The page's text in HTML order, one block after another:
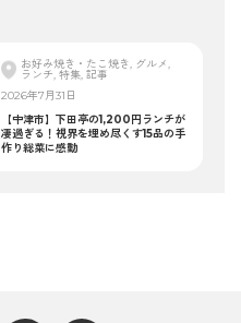
お好み焼き・たこ焼き, グルメ,
ランチ, 特集, 記事
2026年7月31日
【中津市】下田亭の1,200円ランチが
凄過ぎる！視界を埋め尽くす15品の手
作り総菜に感動